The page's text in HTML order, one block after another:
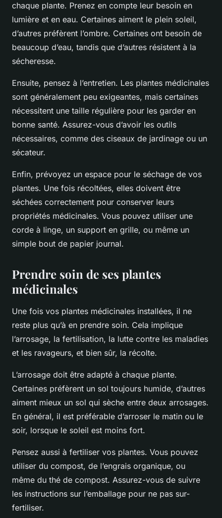
chaque plante. Prenez en compte leur besoin en
lumière et en eau. Certaines aiment le plein soleil,
d’autres préfèrent l’ombre. Certaines ont besoin de
beaucoup d’eau, tandis que d’autres résistent à la
sécheresse.
Ensuite, pensez à l’entretien. Les plantes médicinales
sont généralement peu exigeantes, mais certaines
nécessitent une taille régulière pour les garder en
bonne santé. Assurez-vous d’avoir les outils
nécessaires, comme des ciseaux de jardinage ou un
sécateur.
Enfin, prévoyez un espace pour le séchage de vos
plantes. Une fois récoltées, elles doivent être
séchées correctement pour conserver leurs
propriétés médicinales. Vous pouvez utiliser une
corde à linge, un support en grille, ou même un
simple bout de papier journal.
Prendre soin de ses plantes
médicinales
Une fois vos plantes médicinales installées, il ne
reste plus qu’à en prendre soin. Cela implique
l’arrosage, la fertilisation, la lutte contre les maladies
et les ravageurs, et bien sûr, la récolte.
L’arrosage doit être adapté à chaque plante.
Certaines préfèrent un sol toujours humide, d’autres
aiment mieux un sol qui sèche entre deux arrosages.
En général, il est préférable d’arroser le matin ou le
soir, lorsque le soleil est moins fort.
Pensez aussi à fertiliser vos plantes. Vous pouvez
utiliser du compost, de l’engrais organique, ou
même du thé de compost. Assurez-vous de suivre
les instructions sur l’emballage pour ne pas sur-
fertiliser.